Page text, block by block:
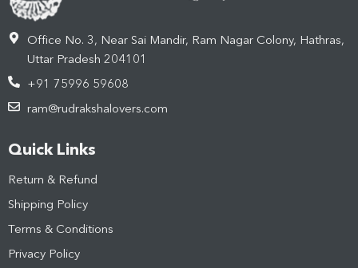
Office No. 3, Near Sai Mandir, Ram Nagar Colony, Hathras,
Uttar Pradesh 204101
+91 75996 59608
ram@rudrakshalovers.com
Quick Links
Return & Refund
Shipping Policy
Terms & Conditions
Privacy Policy